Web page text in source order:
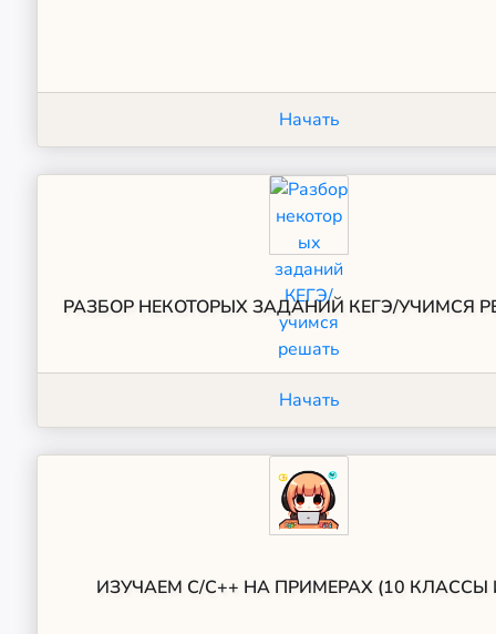
Начать
РАЗБОР НЕКОТОРЫХ ЗАДАНИЙ КЕГЭ/УЧИМСЯ
Начать
ИЗУЧАЕМ С/С++ НА ПРИМЕРАХ (10 КЛАССЫ